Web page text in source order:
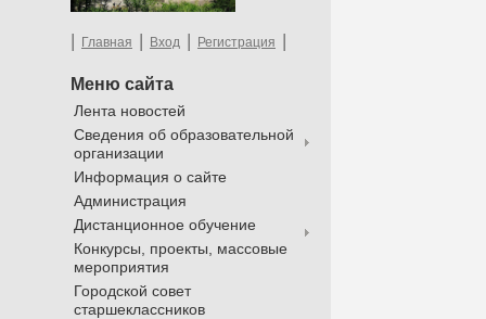
| Главная | Вход | Регистрация |
Меню сайта
Лента новостей
Сведения об образовательной
организации
Информация о сайте
Администрация
Дистанционное обучение
Конкурсы, проекты, массовые
мероприятия
Городской совет
старшеклассников